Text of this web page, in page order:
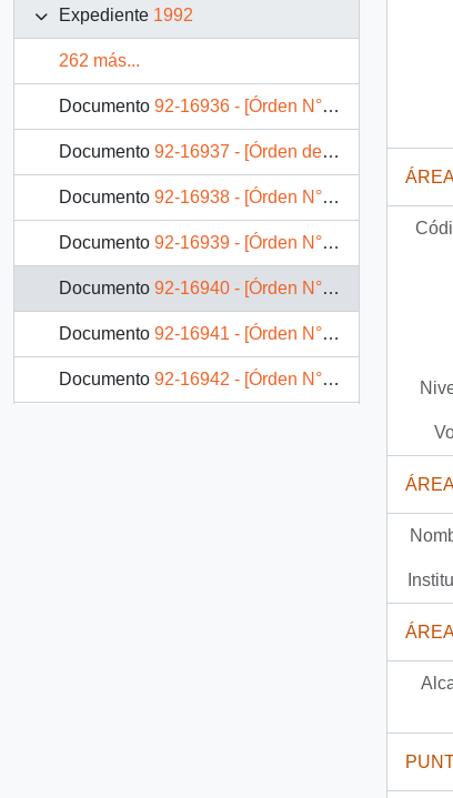
Expediente 1992
262 más...
Documento 92-16936 - [Órden N° 0895 de la Secretaría Regional de Vivienda y Urbanismo]
Documento 92-16937 - [Órden de SEREMI de Educación]
Documento 92-16938 - [Órden N° 0896 de la Secretaría Regional de Vivienda y Urbanismo]
Documento 92-16939 - [Órden N° 0897 de la Secretaría Regional de Vivienda y Urbanismo]
Documento 92-16940 - [Órden N° 0898 de la Secretaría Regional Ministerial de Vivienda y Urbanismo]
Documento 92-16941 - [Órden N° 0899 del SERVIU VI Región]
Documento 92-16942 - [Órden N° 0900 del SERVIU de la VI Región]